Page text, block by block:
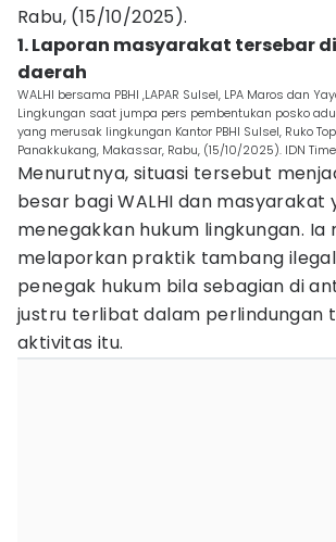
Rabu, (15/10/2025).
1. Laporan masyarakat tersebar
daerah
WALHI bersama PBHI ,LAPAR Sulsel, LPA Maros dan
Lingkungan saat jumpa pers pembentukan posko
yang merusak lingkungan Kantor PBHI Sulsel, Ruko
Panakkukang, Makassar, Rabu, (15/10/2025). IDN
Menurutnya, situasi tersebut
besar bagi WALHI dan masyarakat
menegakkan hukum lingkungan. Ia
melaporkan praktik tambang
penegak hukum bila sebagian di
justru terlibat dalam perlindungan
aktivitas itu.